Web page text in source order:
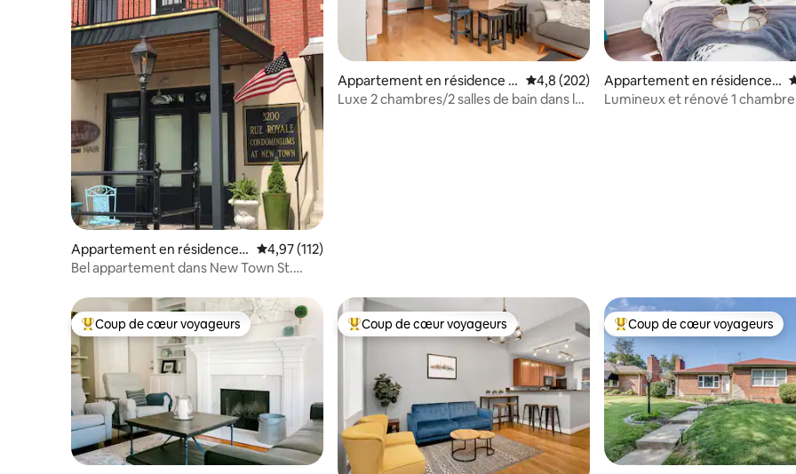
Appartement en résidence ⋅
Saint Charles
Évaluation moyenne sur la base de 112 commentaires : 4,97 sur 5
4,97 (112)
Bel appartement dans New Town St.
Appartement en résidence ⋅
St. Louis
Évaluation moyenne sur la base de 202
4,8 (202)
Luxe 2 chambres/2 salles de bain dans le
Appartement en résidence ⋅
St. Louis
Lumineux et rénové 1 chambre
Coups de cœur voyageurs les plus appréciés
Coup de cœur voyageurs Coups de cœur voyageurs les plus appréciés
Coup de cœur voyageurs Coups de cœur voyageurs les
Coup de cœur voyageurs